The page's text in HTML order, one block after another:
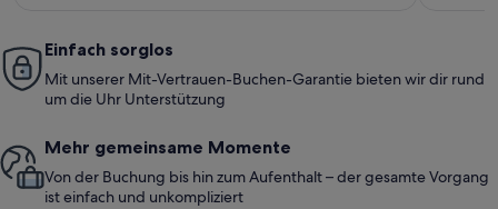
Einfach sorglos
Mit unserer Mit-Vertrauen-Buchen-Garantie bieten wir dir rund
um die Uhr Unterstützung
Mehr gemeinsame Momente
Von der Buchung bis hin zum Aufenthalt – der gesamte Vorgang
ist einfach und unkompliziert